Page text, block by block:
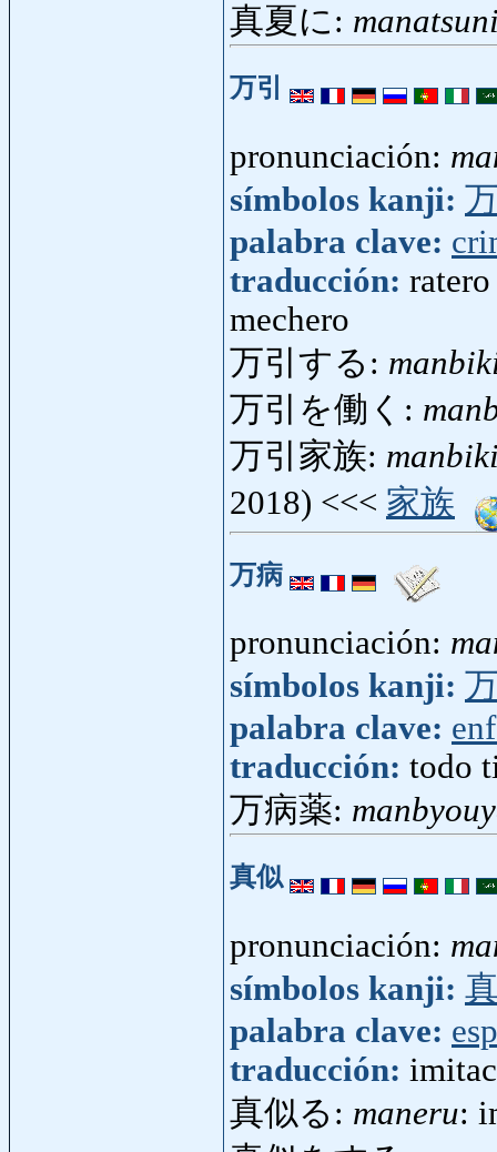
真夏に:
万引
pronunciación:
símbolos kanji:
palabra clave:
traducción:
mechero
万引する:
万引を働く:
万引家族:
2018) <<< 家族
万病
pronunciación:
símbolos kanji:
palabra clave:
traducción: todo
万病薬:
真似
pronunciación:
símbolos kanji:
palabra clave:
traducción:
真似る: maneru: